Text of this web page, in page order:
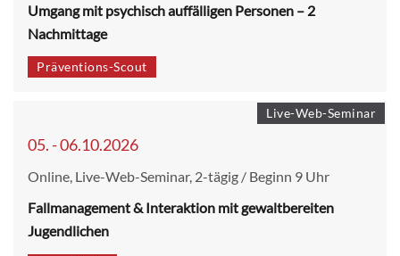
Umgang mit psychisch auffälligen Personen – 2
Nachmittage
Präventions-Scout
05. - 06.10.2026
Online, Live-Web-Seminar, 2-tägig / Beginn 9 Uhr
Live-Web-Seminar
Fallmanagement & Interaktion mit gewaltbereiten
Jugendlichen